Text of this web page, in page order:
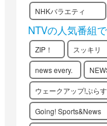
NHKバラエティ
NTVの人気番組
ZIP！ スッキリ
news every.
ウェークアップ!ぷらす
Going! Sports&News